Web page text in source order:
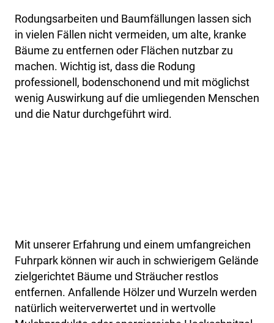
Rodungsarbeiten und Baumfällungen lassen sich
in vielen Fällen nicht vermeiden, um alte, kranke
Bäume zu entfernen oder Flächen nutzbar zu
machen. Wichtig ist, dass die Rodung
professionell, bodenschonend und mit möglichst
wenig Auswirkung auf die umliegenden Menschen
und die Natur durchgeführt wird.
Mit unserer Erfahrung und einem umfangreichen
Fuhrpark können wir auch in schwierigem Gelände
zielgerichtet Bäume und Sträucher restlos
entfernen. Anfallende Hölzer und Wurzeln werden
natürlich weiterverwertet und in wertvolle